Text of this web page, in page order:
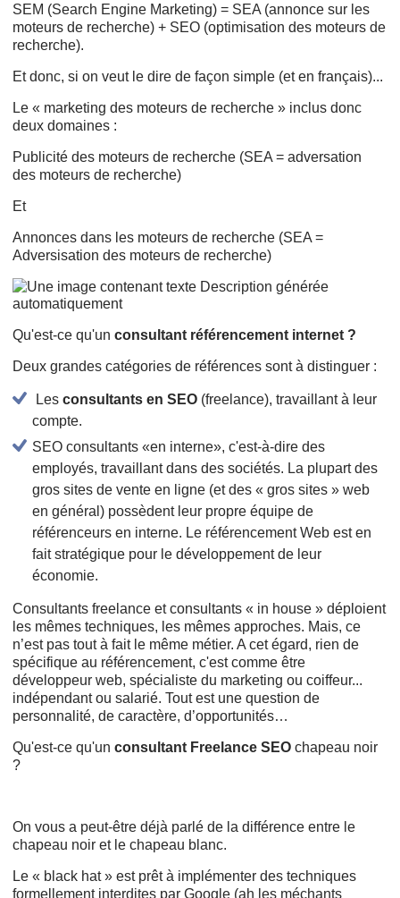
SEM (Search Engine Marketing) = SEA (annonce sur les
moteurs de recherche) + SEO (optimisation des moteurs de
recherche).
Et donc, si on veut le dire de façon simple (et en français)...
Le « marketing des moteurs de recherche » inclus donc
deux domaines :
Publicité des moteurs de recherche (SEA = adversation
des moteurs de recherche)
Et
Annonces dans les moteurs de recherche (SEA =
Adversisation des moteurs de recherche)
Qu'est-ce qu'unconsultant référencement internet ?
Deux grandes catégories de références sont à distinguer :
Lesconsultants en SEO (freelance), travaillant à leur
compte.
SEO consultants «en interne», c'est-à-dire des
employés, travaillant dans des sociétés. La plupart des
gros sites de vente en ligne (et des « gros sites » web
en général) possèdent leur propre équipe de
référenceurs en interne. Le référencement Web est en
fait stratégique pour le développement de leur
économie.
Consultants freelance et consultants « in house » déploient
les mêmes techniques, les mêmes approches. Mais, ce
n’est pas tout à fait le même métier. A cet égard, rien de
spécifique au référencement, c'est comme être
développeur web, spécialiste du marketing ou coiffeur...
indépendant ou salarié. Tout est une question de
personnalité, de caractère, d’opportunités…
Qu'est-ce qu'unconsultant Freelance SEOchapeau noir
?
On vous a peut-être déjà parlé de la différence entre le
chapeau noir et le chapeau blanc.
Le « black hat » est prêt à implémenter des techniques
formellement interdites par Google (ah les méchants